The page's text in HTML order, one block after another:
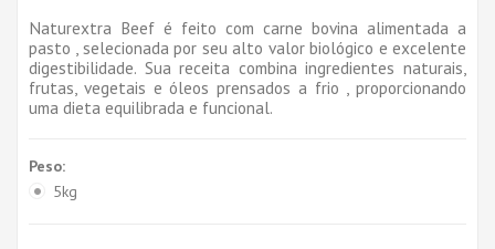
Naturextra Beef é feito com carne bovina alimentada a
pasto , selecionada por seu alto valor biológico e excelente
digestibilidade. Sua receita combina ingredientes naturais,
frutas, vegetais e óleos prensados ​​a frio , proporcionando
uma dieta equilibrada e funcional.
Peso:
5kg